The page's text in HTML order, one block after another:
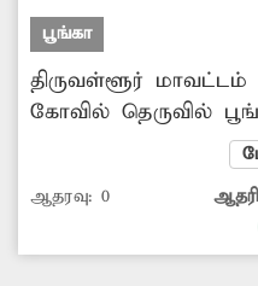
பூங்கா
திருவள்ளூர்
கோவில் தெருவில்
பகுதி மக்கள், மாலை
பூங்காவிற்கு சென்று
வழக்கம். ஆனால்
சேதமடைந்து
ஆதரவு: 0